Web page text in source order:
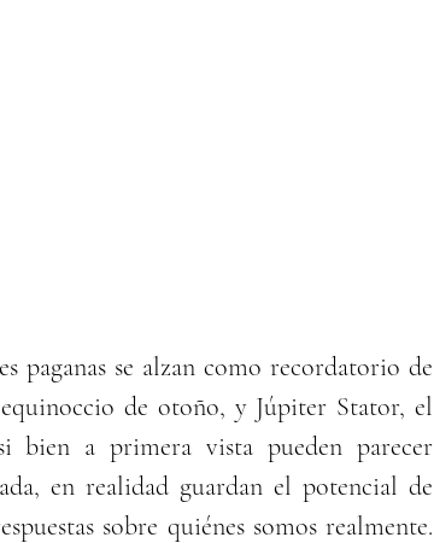
paganas se alzan como recordatorio de
de otoño, y Júpiter Stator, el
bien a primera vista pueden parecer
en realidad guardan el potencial de
sobre quiénes somos realmente.